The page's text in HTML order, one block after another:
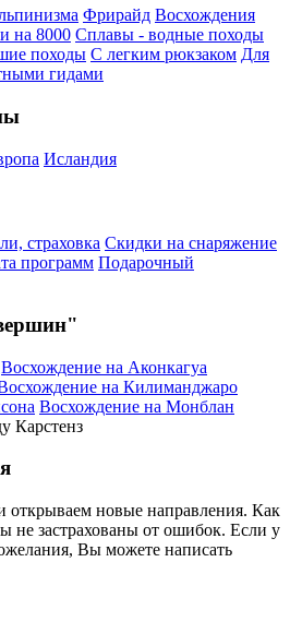
Фрирайд Восхождения
на 8000 Сплавы - водные походы
походы С легким рюкзаком Для
гидами
Исландия
страховка Скидки на снаряжение
программ Подарочный
Восхождение на Аконкагуа
на Килиманджаро
Восхождение на Монблан
Карстенз
открываем новые направления. Как
не застрахованы от ошибок. Если у
Вы можете написать